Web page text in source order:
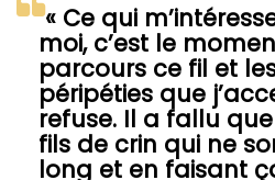
« Ce qui
moi, c’est le
parcours ce fil et
péripéties que
refuse. Il a fallu
fils de crin qui ne
long et en faisant